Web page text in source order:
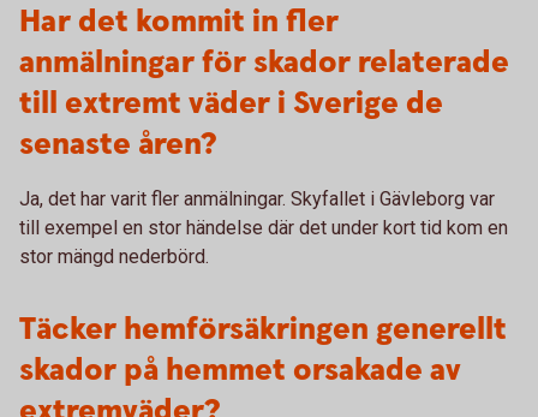
Har det kommit in fler
anmälningar för skador relaterade
till extremt väder i Sverige de
senaste åren?
Ja, det har varit fler anmälningar. Skyfallet i Gävleborg var
till exempel en stor händelse där det under kort tid kom en
stor mängd nederbörd.
Täcker hemförsäkringen generellt
skador på hemmet orsakade av